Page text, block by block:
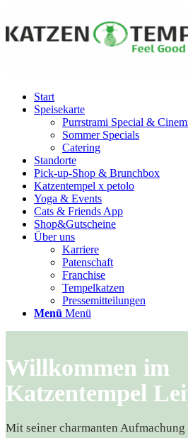
Start
Speisekarte
Purrstrami Special &
Sommer Specials
Catering
Standorte
Pick-up-Shop & Brunchbox
Katzentempel x petolo
Yoga & Events
Cats & Friends App
Shop&Gutscheine
Über uns
Karriere
Patenschaft
Franchise
Tempelkatzen
Pressemitteilungen
Menü Menü
Willkommen im
Katzentempel
Mit seiner charmanten Aufmachung